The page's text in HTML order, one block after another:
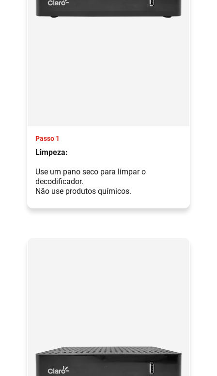
Passo 1
Limpeza:
Use um pano seco para limpar o
decodificador.
Não use produtos químicos.